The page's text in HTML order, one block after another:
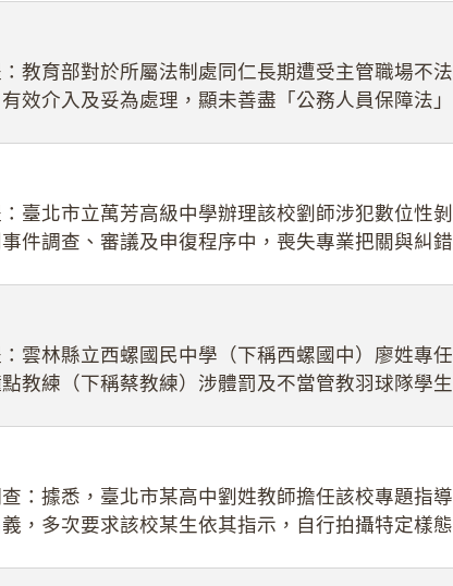
教育部對於所屬法制處同仁長期遭受主管職場不法
效介入及妥為處理，顯未善盡「公務人員保障法」
臺北市立萬芳高級中學辦理該校劉師涉犯數位性剝
件調查、審議及申復程序中，喪失專業把關與糾錯
雲林縣立西螺國民中學（下稱西螺國中）廖姓專任
教練（下稱蔡教練）涉體罰及不當管教羽球隊學生
：據悉，臺北市某高中劉姓教師擔任該校專題指導
，多次要求該校某生依其指示，自行拍攝特定樣態